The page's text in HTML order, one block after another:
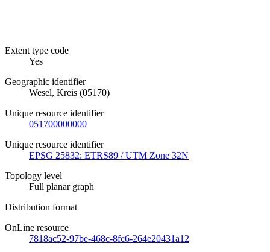
Extent type code
Yes
Geographic identifier
Wesel, Kreis (05170)
Unique resource identifier
051700000000
Unique resource identifier
EPSG 25832: ETRS89 / UTM Zone 32N
Topology level
Full planar graph
Distribution format
OnLine resource
7818ac52-97be-468c-8fc6-264e20431a12